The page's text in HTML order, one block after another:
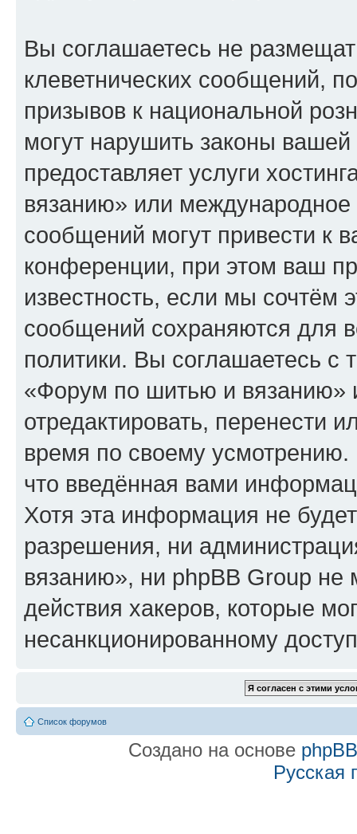
Вы соглашаетесь не
клеветнических сообщений,
призывов к национальной
могут нарушить законы
предоставляет услуги
вязанию» или
сообщений могут привести к
конференции, при этом ваш
известность, если мы сочтём
сообщений сохраняются для
политики. Вы соглашаетесь
«Форум по шитью и вязанию»
отредактировать, перенести
время по своему усмотрению.
что введённая вами
Хотя эта информация не
разрешения, ни
вязанию», ни phpBB Group не
действия хакеров, которые
несанкционированному
Список форумов
Создано на основе phpBB
Русская